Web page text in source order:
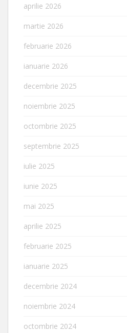
aprilie 2026
martie 2026
februarie 2026
ianuarie 2026
decembrie 2025
noiembrie 2025
octombrie 2025
septembrie 2025
iulie 2025
iunie 2025
mai 2025
aprilie 2025
februarie 2025
ianuarie 2025
decembrie 2024
noiembrie 2024
octombrie 2024